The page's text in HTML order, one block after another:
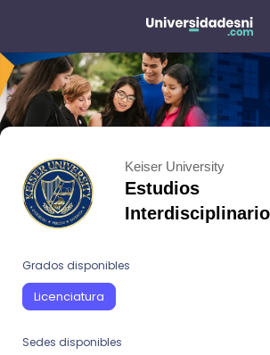
Keiser University
Estudios
Grados disponibles
Licenciatura
Sedes disponibles